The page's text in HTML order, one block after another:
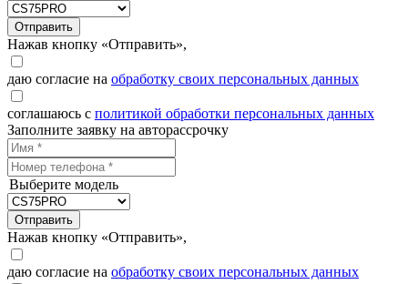
Отправить
Нажав кнопку «Отправить»,
даю согласие на обработку своих персональных данных
соглашаюсь с политикой обработки персональных данных
Заполните заявку на авторассрочку
Выберите модель
Отправить
Нажав кнопку «Отправить»,
даю согласие на обработку своих персональных данных